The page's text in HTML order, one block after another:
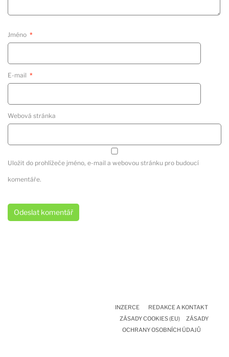
Jméno *
E-mail *
Webová stránka
Uložit do prohlížeče jméno, e-mail a webovou stránku pro budoucí
komentáře.
INZERCE
REDAKCE A KONTAKT
ZÁSADY COOKIES (EU)
ZÁSADY
OCHRANY OSOBNÍCH ÚDAJŮ